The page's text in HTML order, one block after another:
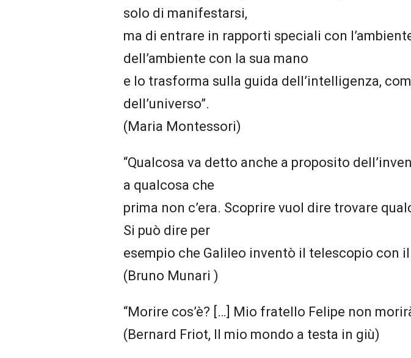
solo di manifestarsi,
ma di entrare in rapporti speciali con
dell’ambiente con la sua mano
e lo trasforma sulla guida dell’intelligenza,
dell’universo”.
(Maria Montessori)
“Qualcosa va detto anche a proposito
a qualcosa che
prima non c’era. Scoprire vuol dire trovare
Si può dire per
esempio che Galileo inventò il telescopio con
(Bruno Munari )
“Morire cos’è? […] Mio fratello Felipe non
(Bernard Friot, Il mio mondo a testa in giù)